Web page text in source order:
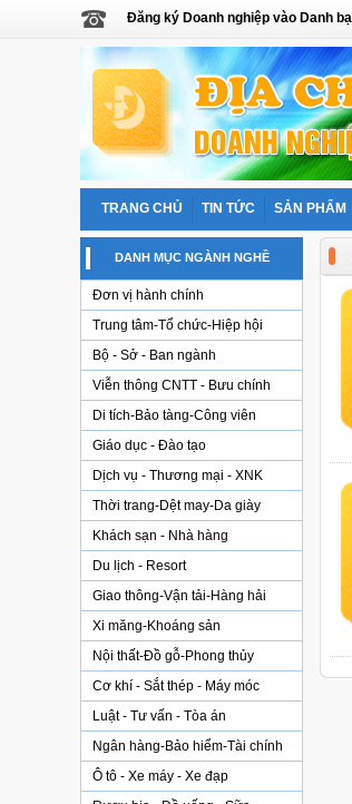
Đăng ký Doanh nghiệp vào Danh
TRANG CHỦ TIN TỨC SẢN PHẨM
DANH MỤC NGÀNH NGHỀ
Đơn vị hành chính
Trung tâm-Tổ chức-Hiệp hội
Bộ - Sở - Ban ngành
Viễn thông CNTT - Bưu chính
Di tích-Bảo tàng-Công viên
Giáo dục - Đào tạo
Dịch vụ - Thương mại - XNK
Thời trang-Dệt may-Da giày
Khách sạn - Nhà hàng
Du lịch - Resort
Giao thông-Vận tải-Hàng hải
Xi măng-Khoáng sản
Nội thất-Đồ gỗ-Phong thủy
Cơ khí - Sắt thép - Máy móc
Luật - Tư vấn - Tòa án
Ngân hàng-Bảo hiểm-Tài chính
Ô tô - Xe máy - Xe đạp